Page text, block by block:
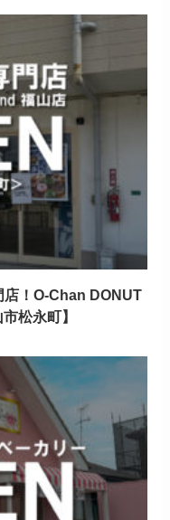
店！O-Chan DONUT
松永町】